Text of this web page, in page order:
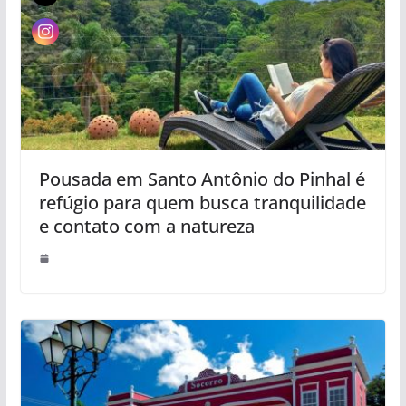
Pousada em Santo Antônio do Pinhal é
refúgio para quem busca tranquilidade
e contato com a natureza